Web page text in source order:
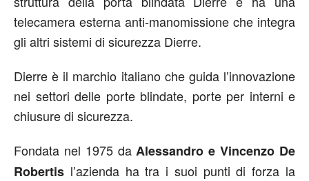
telecamera esterna anti-manomissione che integra
gli altri sistemi di sicurezza Dierre.
Dierre è il marchio italiano che guida l’innovazione
nei settori delle porte blindate, porte per interni e
chiusure di sicurezza.
Fondata nel 1975 da Alessandro e Vincenzo De
Robertis l’azienda ha tra i suoi punti di forza la